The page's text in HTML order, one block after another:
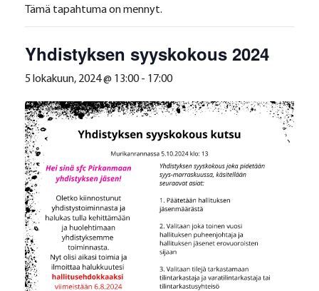
Tämä tapahtuma on mennyt.
Yhdistyksen syyskokous 2024
5 lokakuun, 2024 @ 13:00- 17:00